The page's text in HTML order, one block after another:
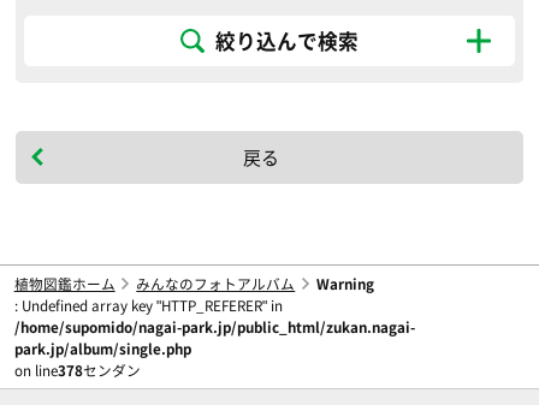
絞り込んで検索
戻る
植物図鑑ホーム みんなのフォトアルバム
Warning
: Undefined array key "HTTP_REFERER" in
/home/supomido/nagai-park.jp/public_html/zukan.nagai-
park.jp/album/single.php
on line378センダン